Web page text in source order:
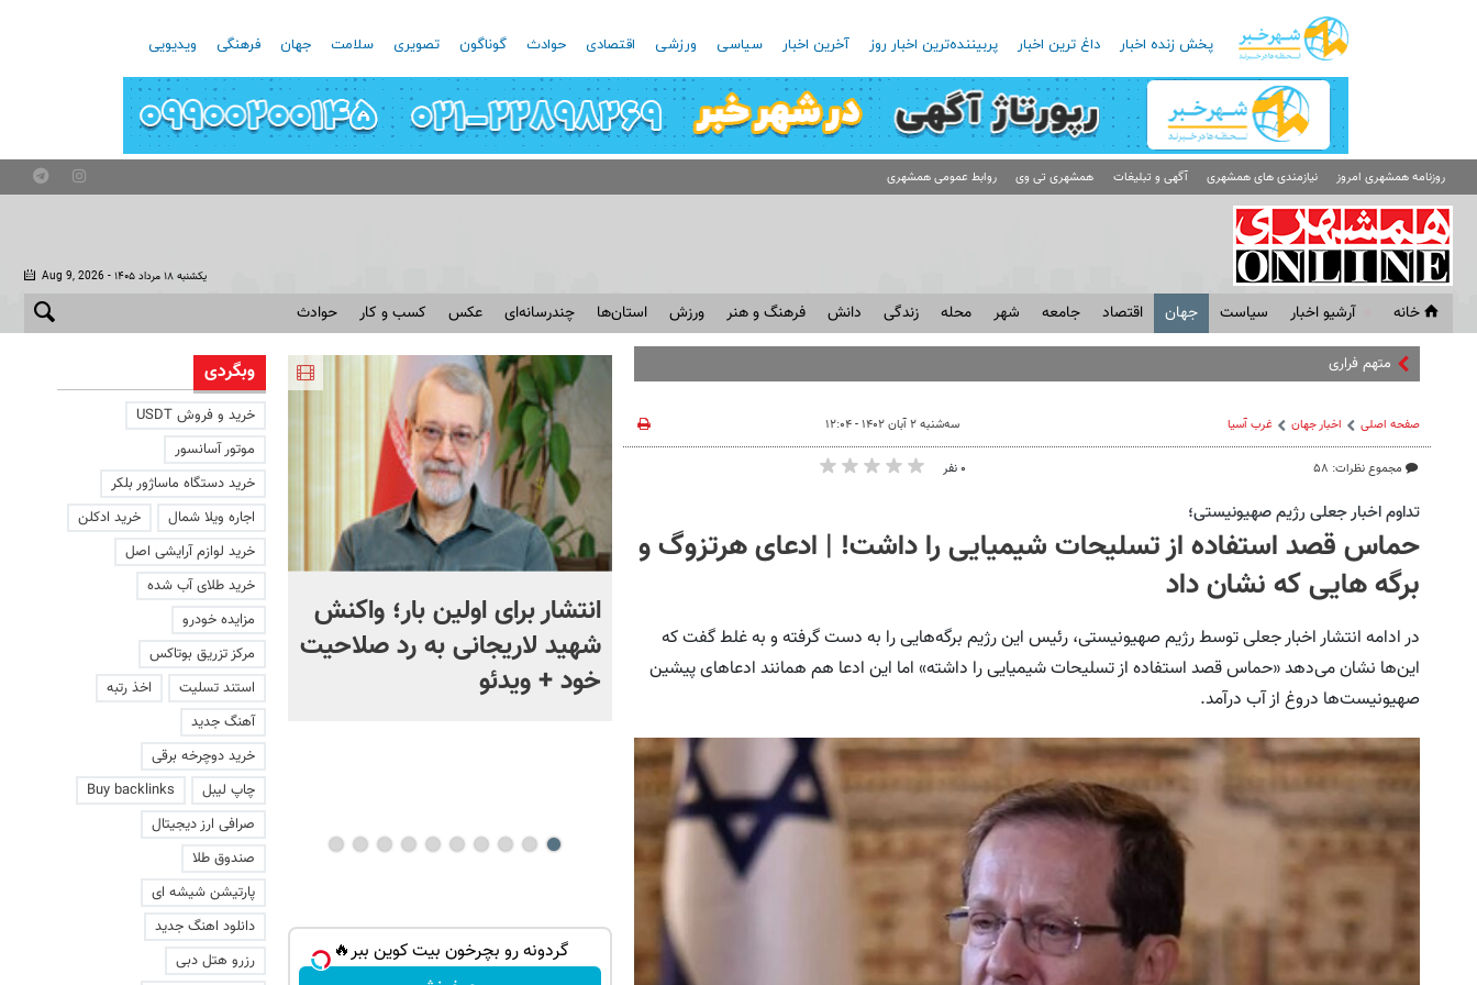
پخش زنده اخبار داغ ترین اخبار پربیننده‌ترین اخبار روز آخرین اخبار سیاسی ورزشی اقتصادی حوادث گوناگون تصویری سلامت جهان فرهنگی ویدیویی